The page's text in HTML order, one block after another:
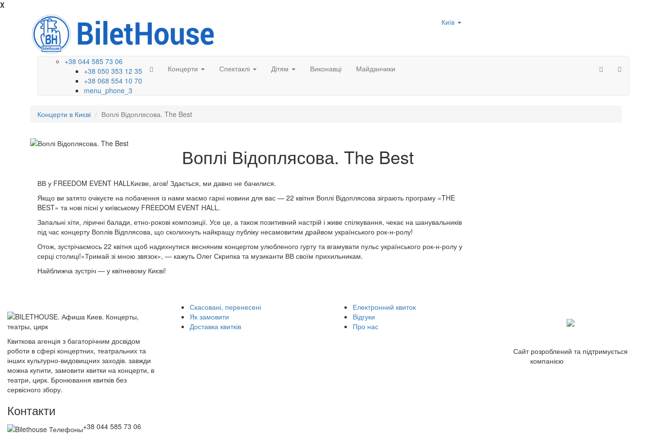
X
Київ
+38 044 585 73 06
+38 050 353 12 35
+38 068 554 10 70
menu_phone_3
Концерти Спектаклі Дітям Виконавці Майданчики
Концерти в Києві Воплі Відоплясова. The Best
Воплі Відоплясова. The Best
ВВ у FREEDOM EVENT HALLКиєве, агов! Здається, ми давно не бачилися.
Якщо ви затято очікуєте на побачення із нами маємо гарні новини для вас — 22 квітня Воплі Відоплясова зіграють програму «THE
BEST» та нові пісні у київському FREЕDOM EVENT HALL.
Запальні хіти, ліричні балади, етно-рокові композиції. Усе це, а також позитивний настрій і живе спілкування, чекає на шанувальників
під час концерту Воплів Відплясова, що сколихнуть найкращу публіку несамовитим драйвом українського рок-н-ролу!
Отож, зустрічаємось 22 квітня щоб надихнутися весняним концертом улюбленого гурту та вгамувати пульс українського рок-н-ролу у
серці столиці!«Тримай зі мною звязок», — кажуть Олег Скрипка та музиканти ВВ своїм прихильникам.
Найближча зустріч — у квітневому Києві!
Квиткова агенція з багаторічним досвідом
роботи в сфері концертних, театральних та
інших культурно-видовищних заходів. завжди
можна купити, замовити квитки на концерти, в
театри, цирк. Бронювання квитків без
сервісного збору.
Контакти
+38 044 585 73 06
Скасовані, перенесені
Як замовити
Доставка квитків
Електронний квиток
Відгуки
Про нас
Сайт розроблений та підтримується
компанією